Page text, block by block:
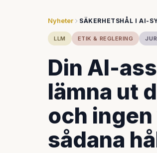
Nyheter SÄKERHETSHÅL I AI-
LLM ETIK & REGLERING
Din AI-
lämna ut
och
sådana